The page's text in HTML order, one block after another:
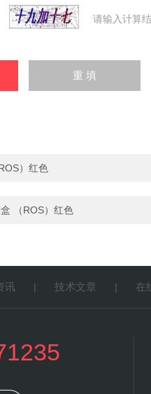
请输入计算
）红色
（ROS）红色
讯 | 技术文章 | 在